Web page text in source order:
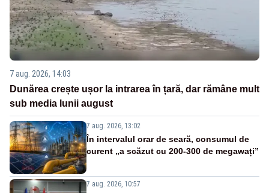
7 aug. 2026, 14:03
Dunărea crește ușor la intrarea în țară, dar rămâne mult
sub media lunii august
7 aug. 2026, 13:02
În intervalul orar de seară, consumul de
curent „a scăzut cu 200-300 de megawați”
7 aug. 2026, 10:57